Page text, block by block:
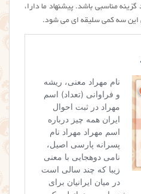
مناسبی باشد. پیشنهاد ما دارا،
این سه کمی سلیقه ای می شود.